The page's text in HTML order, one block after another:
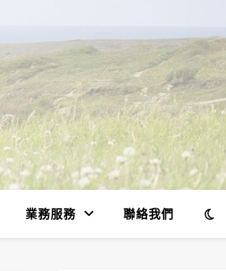
業務服務 聯絡我們